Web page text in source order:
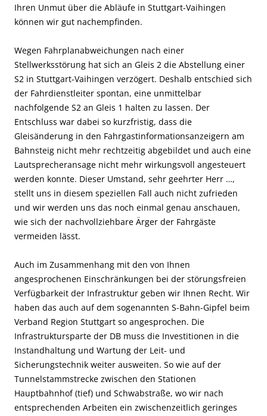
Ihren Unmut über die Abläufe in Stuttgart-Vaihingen
können wir gut nachempfinden.
Wegen Fahrplanabweichungen nach einer
Stellwerksstörung hat sich an Gleis 2 die Abstellung einer
S2 in Stuttgart-Vaihingen verzögert. Deshalb entschied sich
der Fahrdienstleiter spontan, eine unmittelbar
nachfolgende S2 an Gleis 1 halten zu lassen. Der
Entschluss war dabei so kurzfristig, dass die
Gleisänderung in den Fahrgastinformationsanzeigern am
Bahnsteig nicht mehr rechtzeitig abgebildet und auch eine
Lautsprecheransage nicht mehr wirkungsvoll angesteuert
werden konnte. Dieser Umstand, sehr geehrter Herr …,
stellt uns in diesem speziellen Fall auch nicht zufrieden
und wir werden uns das noch einmal genau anschauen,
wie sich der nachvollziehbare Ärger der Fahrgäste
vermeiden lässt.
Auch im Zusammenhang mit den von Ihnen
angesprochenen Einschränkungen bei der störungsfreien
Verfügbarkeit der Infrastruktur geben wir Ihnen Recht. Wir
haben das auch auf dem sogenannten S-Bahn-Gipfel beim
Verband Region Stuttgart so angesprochen. Die
Infrastruktursparte der DB muss die Investitionen in die
Instandhaltung und Wartung der Leit- und
Sicherungstechnik weiter ausweiten. So wie auf der
Tunnelstammstrecke zwischen den Stationen
Hauptbahnhof (tief) und Schwabstraße, wo wir nach
entsprechenden Arbeiten ein zwischenzeitlich geringes